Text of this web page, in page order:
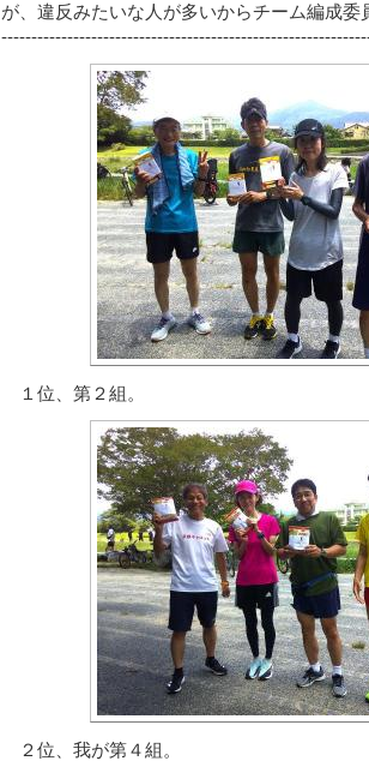
が、違反みたいな人が多いからチーム編成委
１位、第２組。
２位、我が第４組。